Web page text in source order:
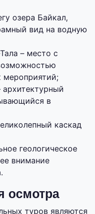
озера Байкал,
вид на водную
– место с
мероприятий;
в
каскад
геологическое
внимание
осмотра
туров являются